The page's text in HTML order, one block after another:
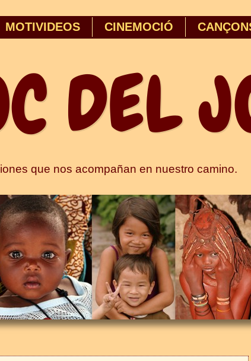
MOTIVIDEOS CINEMOCIÓ
DEL
que nos acompañan en nuestro camino.